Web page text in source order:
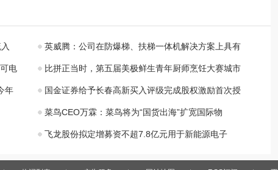
英威腾：公司在防爆梯、扶梯一体机解决方案上具有
电 比拼正当时，第五届美极鲜生青年厨师烹饪大赛城市
年 国金证券给予长春高新买入评级完成股权激励首次授
菜鸟CEO万霖：菜鸟将为“国货出海”扩宽国际物
飞龙股份拟定增募资不超7.8亿元用于新能源电子